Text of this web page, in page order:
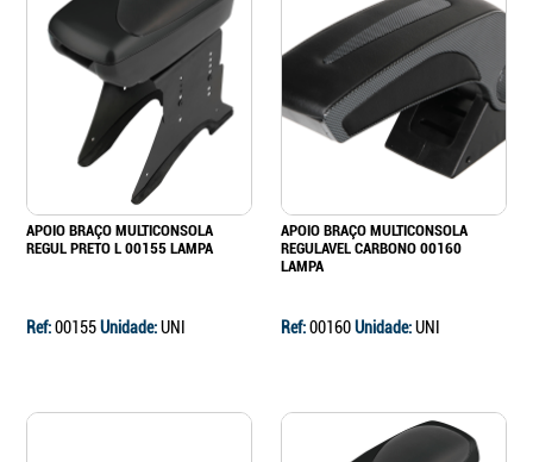
APOIO BRAÇO MULTICONSOLA
REGUL PRETO L 00155 LAMPA
Ref:00155Unidade:UNI
APOIO BRAÇO MULTICONSOLA
REGULAVEL CARBONO 00160
LAMPA
Ref:00160Unidade:UNI